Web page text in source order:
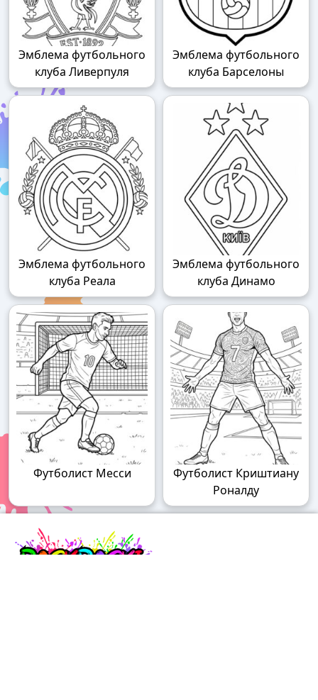
Эмблема футбольного
клуба Ливерпуля
Эмблема футбольного
клуба Барселоны
Эмблема футбольного
клуба Реала
Эмблема футбольного
клуба Динамо
Футболист Месси
Футболист Криштиану
Роналду